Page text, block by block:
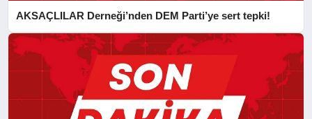
AKSAÇLILAR Derneği’nden DEM Parti’ye sert tepki!